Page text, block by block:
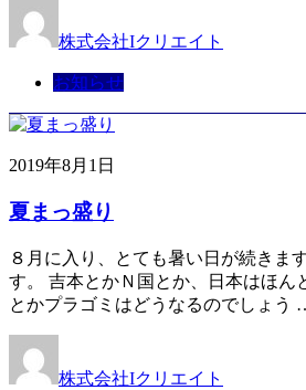
株式会社Iクリエイト
お知らせ
2019年8月1日
夏まっ盛り
８月に入り、とても暑い日が続きま
す。 吉本とかＮ国とか、日本はほん
とかプラゴミはどうなるのでしょう
株式会社Iクリエイト